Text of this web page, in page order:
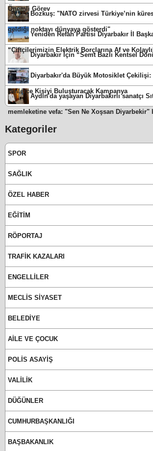
Önemli Görev
Bozkuş: "NATO zirvesi Türkiye’nin
geldiği noktayı dünyaya gösterdi"
Yeniden Refah Partisi Diyarbakır İl
“Çiftçilerimizin Elektrik Borçlarına Af ve
Diyarbakır İçin “Semt Bazlı Kentsel
Diyarbakır'da Büyük Motosiklet
Binlerce Kişiyi Buluşturacak Kampanya
Aydın'da yaşayan Diyarbakırlı sanatçı
memleketine vefa: "Sen Ne Xoşsan
Kategoriler
SPOR
SAĞLIK
ÖZEL HABER
EĞİTİM
RÖPORTAJ
TRAFİK KAZALARI
ENGELLİLER
MECLİS SİYASET
BELEDİYE
AİLE VE ÇOCUK
POLİS ASAYİŞ
VALİLİK
DÜĞÜNLER
CUMHURBAŞKANLIĞI
BAŞBAKANLIK